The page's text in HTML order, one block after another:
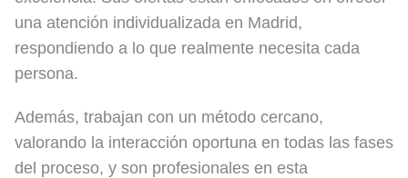
una atención individualizada en Madrid,
respondiendo a lo que realmente necesita cada
persona.
Además, trabajan con un método cercano,
valorando la interacción oportuna en todas las fases
del proceso, y son profesionales en esta